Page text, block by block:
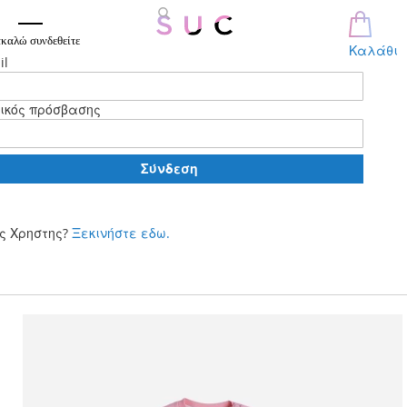
Καλάθι
συνδεθείτε
πρόσβασης
Σύνδεση
Χρηστης? Ξεκινήστε εδω.
περιεχόμενο